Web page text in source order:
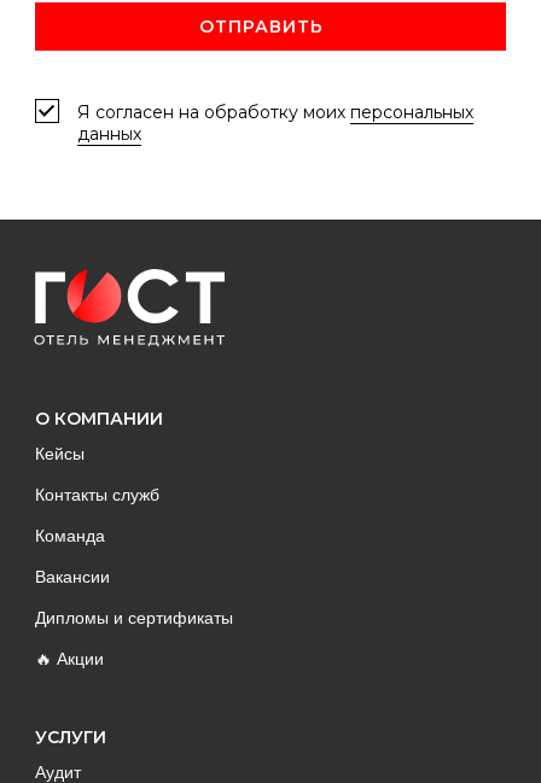
ОТПРАВИТЬ
Я согласен на обработку моих персональных
данных
О КОМПАНИИ
Кейсы
Контакты служб
Команда
Вакансии
Дипломы и сертификаты
🔥 Акции
УСЛУГИ
Аудит